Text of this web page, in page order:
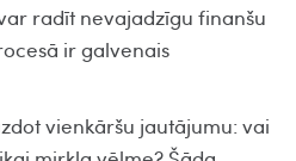
radīt nevajadzīgu finanšu
ir galvenais
vienkāršu jautājumu: vai